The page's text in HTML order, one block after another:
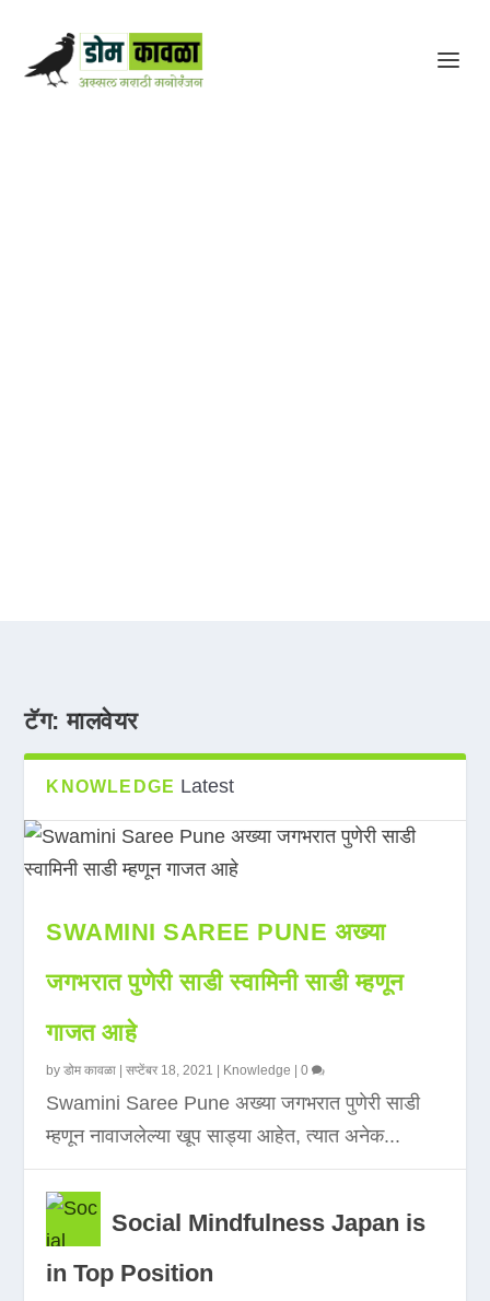
टॅग:मालवेयर
KNOWLEDGE Latest
SWAMINI SAREE PUNE अख्या
जगभरात पुणेरी साडी स्वामिनी साडी म्हणून
गाजत आहे
byडोम कावळा |सप्टेंबर 18, 2021 Knowledge |0
Swamini Saree Pune अख्या जगभरात पुणेरी साडी
म्हणून नावाजलेल्या खूप साड्या आहेत, त्यात अनेक...
Social Mindfulness Japan is
in Top Position